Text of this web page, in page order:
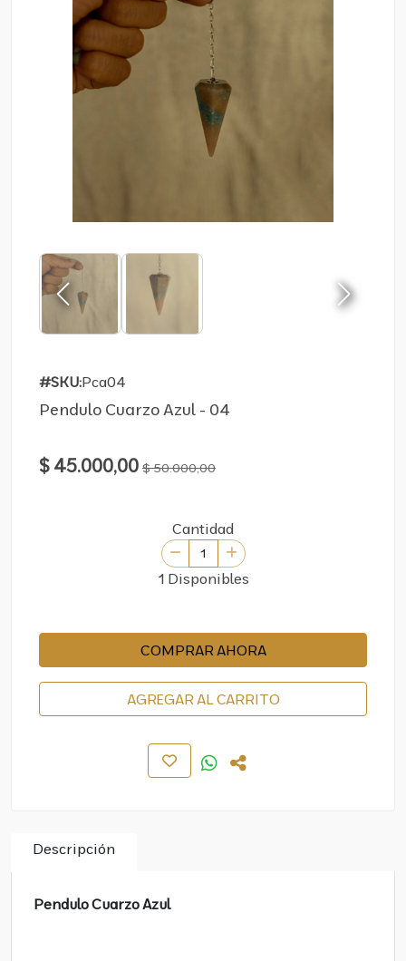
#SKU:Pca04
Pendulo Cuarzo Azul - 04
$ 45.000,00 $ 50.000,00
Cantidad
1 Disponibles
COMPRAR AHORA
AGREGAR AL CARRITO
Descripción
Pendulo Cuarzo Azul